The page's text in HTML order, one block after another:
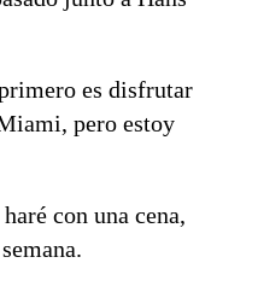
es disfrutar
pero estoy
con una cena,